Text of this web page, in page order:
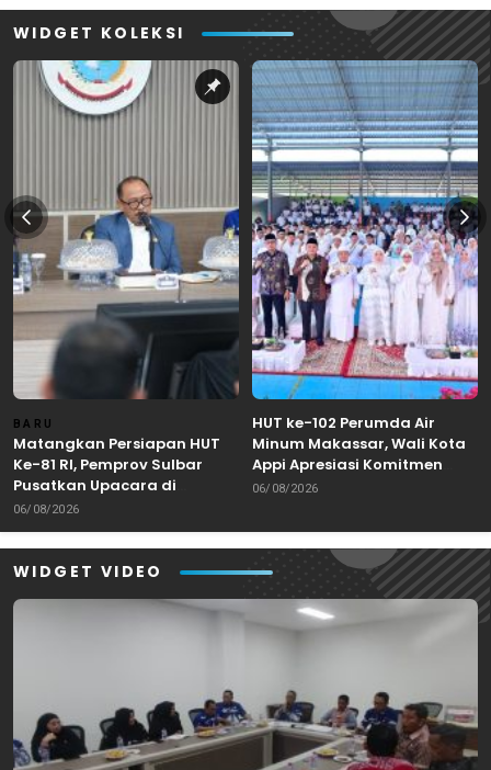
WIDGET KOLEKSI
BARU
Matangkan Persiapan HUT
Ke-81 RI, Pemprov Sulbar
Pusatkan Upacara di
Lapangan Ahmad Kirang
Mamuju
06/08/2026
HUT ke-102 Perumda Air
Minum Makassar, Wali Kota
Appi Apresiasi Komitmen
Tingkatkan Pelayanan Air
06/08/2026
WIDGET VIDEO